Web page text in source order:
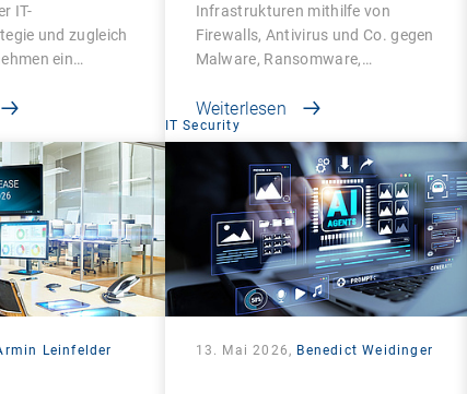
IT-
und zugleich
ein…
Infrastrukturen mithilfe von
Firewalls, Antivirus und Co. gegen
Malware, Ransomware,…
Weiterlesen
Leinfelder
IT Security
13. Mai 2026, Benedict Weidinger